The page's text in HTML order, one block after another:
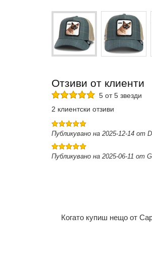
Отзиви от клиенти
5 от 5 звезди
2 клиентски отзиви
Публикувано на 2025-12-14 от
Публикувано на 2025-06-11 от
Когато купиш нещо от